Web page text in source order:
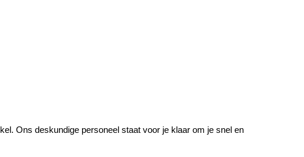
Ons deskundige personeel staat voor je klaar om je snel en